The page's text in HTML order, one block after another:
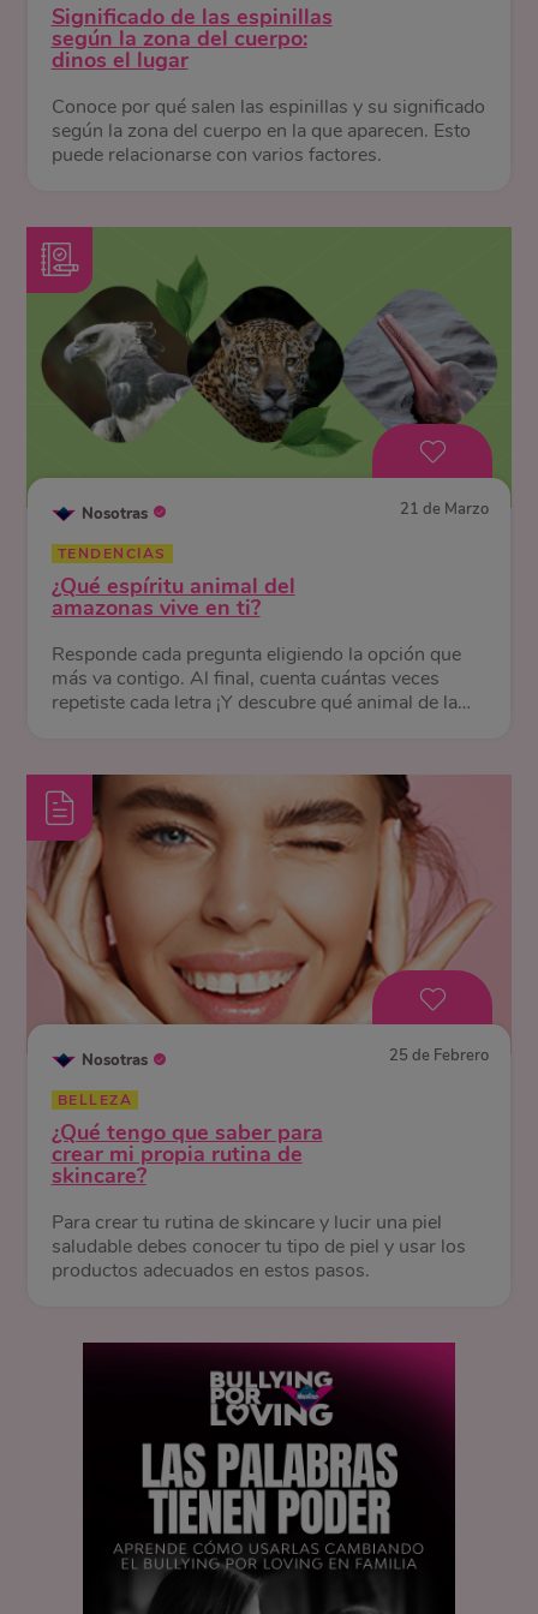
Significado de las espinillas
según la zona del cuerpo:
dinos el lugar
Conoce por qué salen las espinillas y su significado
según la zona del cuerpo en la que aparecen. Esto
puede relacionarse con varios factores.
Nosotras 21 de Marzo
TENDENCIAS
¿Qué espíritu animal del
amazonas vive en ti?
Responde cada pregunta eligiendo la opción que
más va contigo. Al final, cuenta cuántas veces
repetiste cada letra ¡Y descubre qué animal de la
Nosotras 25 de Febrero
BELLEZA
¿Qué tengo que saber para
crear mi propia rutina de
skincare?
Para crear tu rutina de skincare y lucir una piel
saludable debes conocer tu tipo de piel y usar los
productos adecuados en estos pasos.